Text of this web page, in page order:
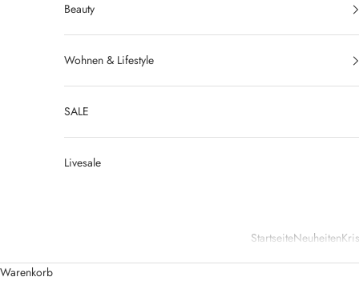
StartseiteNeuheiten
Beauty
Wohnen & Lifestyle
SALE
Livesale
Warenkorb